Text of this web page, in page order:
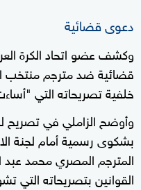
دعوى قضائية
وكشف عضو اتحاد الكرة
قضائية ضد مترجم منتخب
خلفية تصريحاته التي
بشكوى رسمية أمام لجنة
المترجم المصري محمد عبد
القوانين بتصريحاته التي